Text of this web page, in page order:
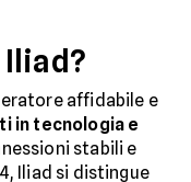
affidabile e
in tecnologia e
stabili e
Iliad si distingue